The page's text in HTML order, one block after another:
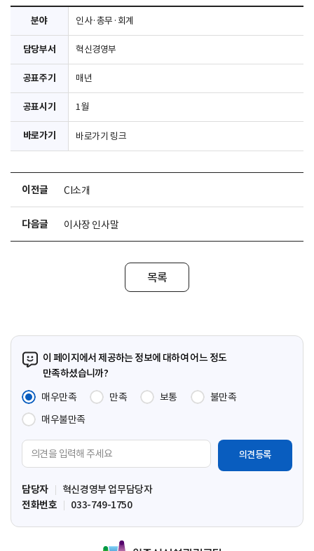
분야 인사·총무·회계
담당부서 혁신경영부
공표주기 매년
공표시기 1월
바로가기 바로가기 링크
이전글 CI소개
다음글 이사장 인사말
목록
이 페이지에서 제공하는 정보에 대하여 어느 정도
만족하셨습니까?
매우만족
만족 보통
불만족
매우불만족
견
입
력
담당자
혁신경영부 업무담당자
전화번호
033-749-1750